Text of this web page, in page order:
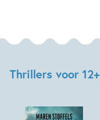
Thrillers voor 12+